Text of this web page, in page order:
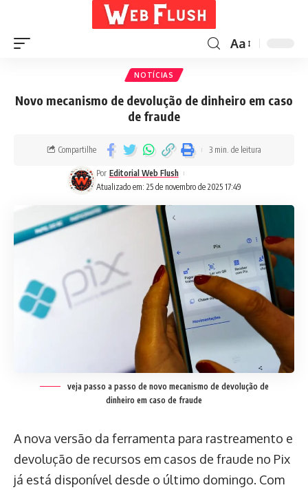
Aa
NOTÍCIAS
Novo mecanismo de devolução de dinheiro em caso
de fraude
Atualizado em: 25 de novembro de 2025 17:49
Por Editorial Web Flush
Compartilhe 3 min. de leitura
veja passo a passo de novo mecanismo de devolução de
dinheiro em caso de fraude
A nova versão da ferramenta para rastreamento e
devolução de recursos em casos de fraude no Pix
já está disponível desde o último domingo. Com